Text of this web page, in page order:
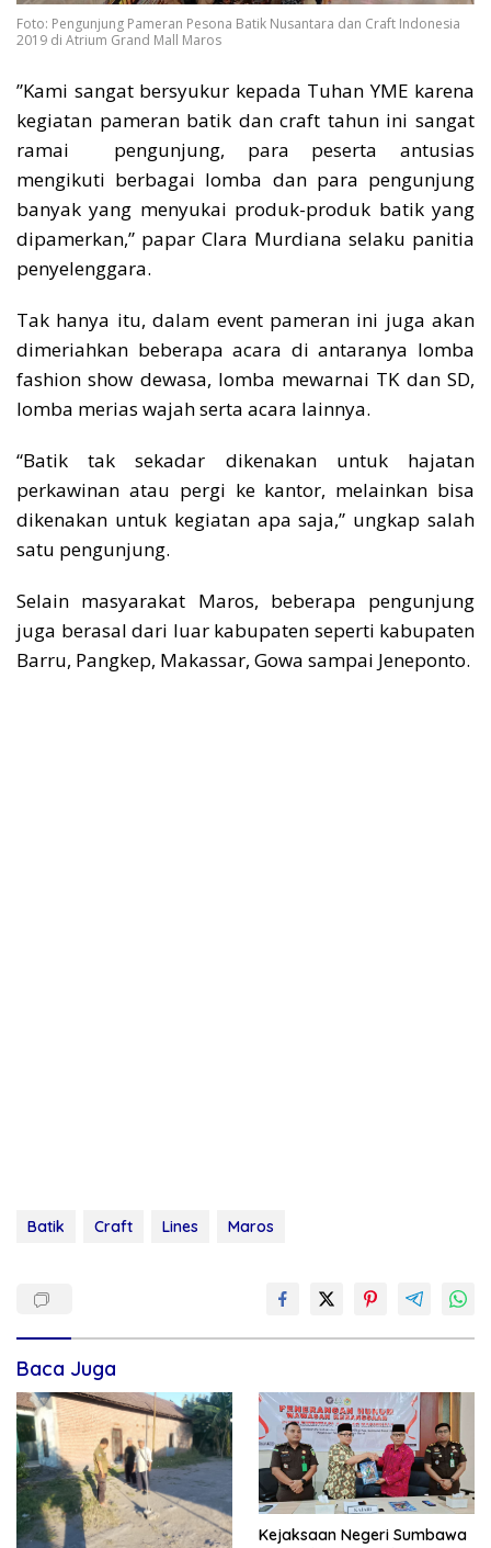
Foto: Pengunjung Pameran Pesona Batik Nusantara dan Craft Indonesia
2019 di Atrium Grand Mall Maros
”Kami sangat bersyukur kepada Tuhan YME karena
kegiatan pameran batik dan craft tahun ini sangat
ramai pengunjung, para peserta antusias
mengikuti berbagai lomba dan para pengunjung
banyak yang menyukai produk-produk batik yang
dipamerkan,” papar Clara Murdiana selaku panitia
penyelenggara.
Tak hanya itu, dalam event pameran ini juga akan
dimeriahkan beberapa acara di antaranya lomba
fashion show dewasa, lomba mewarnai TK dan SD,
lomba merias wajah serta acara lainnya.
“Batik tak sekadar dikenakan untuk hajatan
perkawinan atau pergi ke kantor, melainkan bisa
dikenakan untuk kegiatan apa saja,” ungkap salah
satu pengunjung.
Selain masyarakat Maros, beberapa pengunjung
juga berasal dari luar kabupaten seperti kabupaten
Barru, Pangkep, Makassar, Gowa sampai Jeneponto.
Batik Craft Lines Maros
Baca Juga
Kejaksaan Negeri Sumbawa